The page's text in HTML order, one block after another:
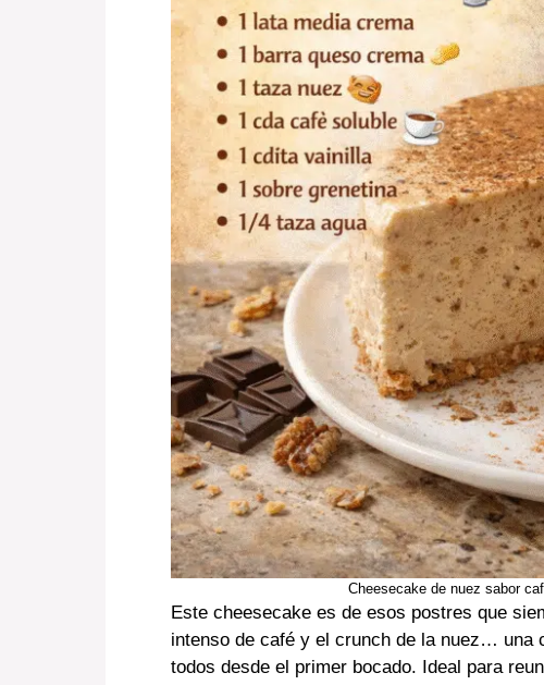
Cheesecake de nuez sabor
Este cheesecake es de esos postres que
intenso de café y el crunch de la nuez… una
todos desde el primer bocado. Ideal para